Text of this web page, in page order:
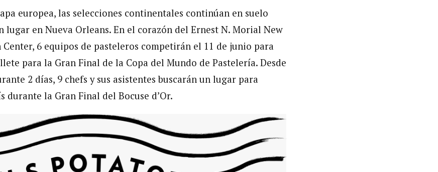
europea, las selecciones continentales continúan en suelo
lugar en Nueva Orleans. En el corazón del Ernest N. Morial New
6 equipos de pasteleros competirán el 11 de junio para
para la Gran Final de la Copa del Mundo de Pastelería. Desde
2 días, 9 chefs y sus asistentes buscarán un lugar para
durante la Gran Final del Bocuse d’Or.